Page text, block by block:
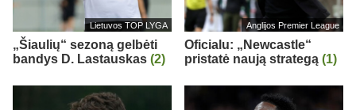
Lietuvos TOP LYGA
„Šiaulių“ sezoną gelbėti
bandys D. Lastauskas (2)
Anglijos Premier League
Oficialu: „Newcastle“
pristatė naują strategą (1)